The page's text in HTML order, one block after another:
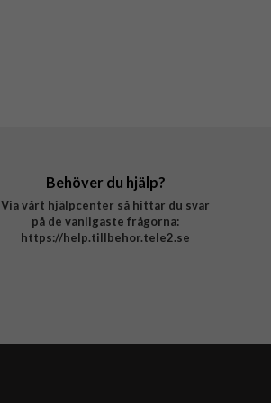
Behöver du hjälp?
Via vårt hjälpcenter så hittar du svar
på de vanligaste frågorna:
https://help.tillbehor.tele2.se